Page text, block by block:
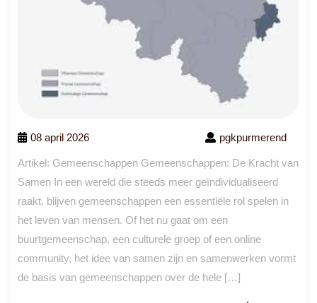
08 april 2026 pgkpurmerend
Artikel: Gemeenschappen Gemeenschappen: De Kracht van
Samen In een wereld die steeds meer geïndividualiseerd
raakt, blijven gemeenschappen een essentiële rol spelen in
het leven van mensen. Of het nu gaat om een
buurtgemeenschap, een culturele groep of een online
community, het idee van samen zijn en samenwerken vormt
de basis van gemeenschappen over de hele […]